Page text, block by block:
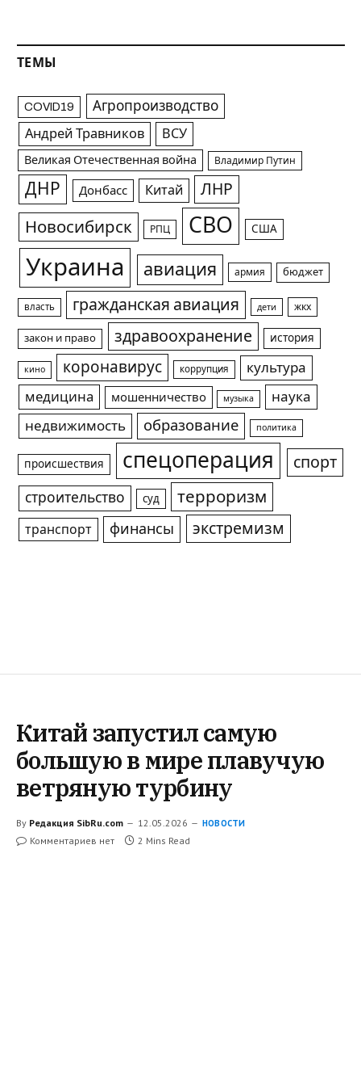
ТЕМЫ
COVID19 Агропроизводство
Андрей Травников ВСУ
Великая Отечественная война Владимир Путин
ДНР Донбасс Китай ЛНР
Новосибирск РПЦ СВО США
Украина авиация армия бюджет
власть гражданская авиация дети жкх
закон и право здравоохранение история
кино коронавирус коррупция
культура
медицина
мошенничество музыка
наука
недвижимость
образование политика
происшествия спецоперация спорт
строительство суд терроризм
транспорт финансы экстремизм
Китай запустил самую
большую в мире плавучую
ветряную турбину
By Редакция SibRu.com 12.05.2026 НОВОСТИ
Комментариев нет 2 Mins Read